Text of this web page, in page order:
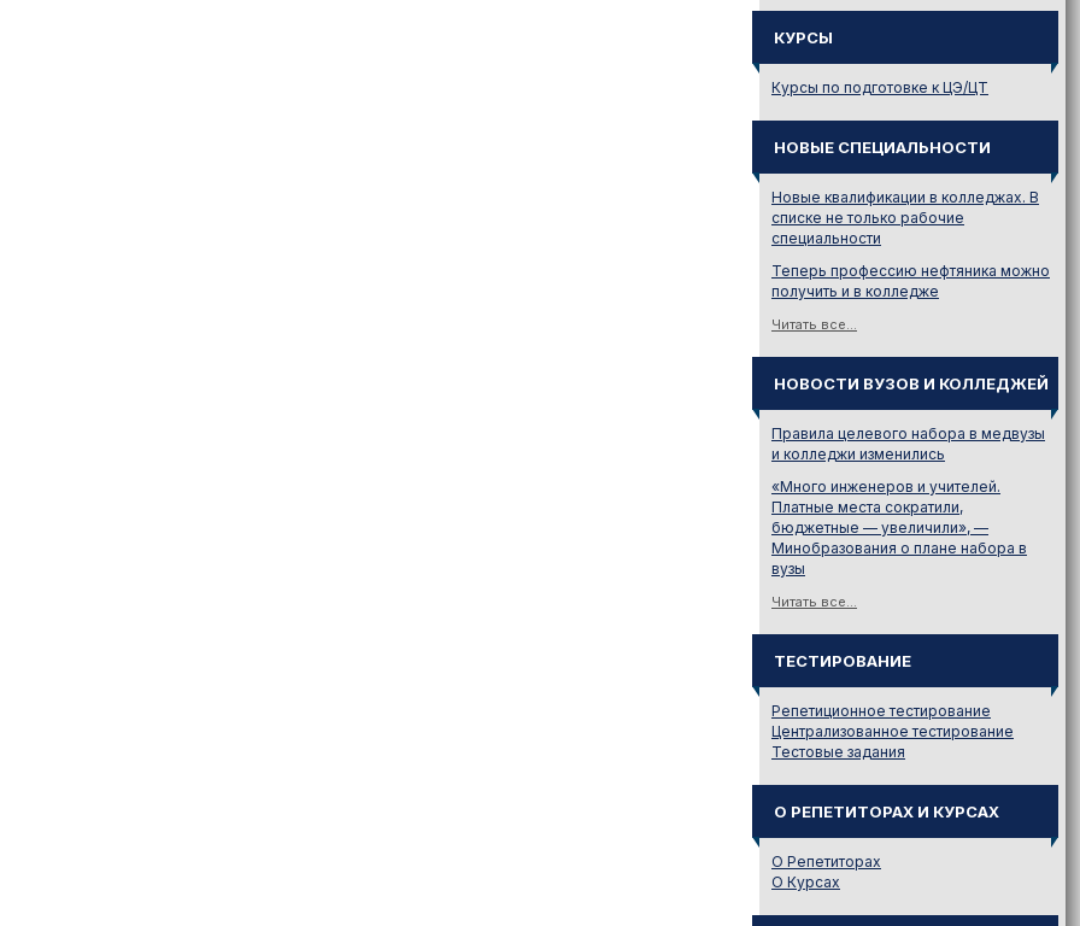
КУРСЫ
Курсы по подготовке к ЦЭ/ЦТ
НОВЫЕ СПЕЦИАЛЬНОСТИ
Новые квалификации в колледжах. В
списке не только рабочие
специальности
Теперь профессию нефтяника можно
получить и в колледже
Читать все...
НОВОСТИ ВУЗОВ И КОЛЛЕДЖЕЙ
Правила целевого набора в медвузы
и колледжи изменились
«Много инженеров и учителей.
Платные места сократили,
бюджетные — увеличили», —
Минобразования о плане набора в
вузы
Читать все...
ТЕСТИРОВАНИЕ
Репетиционное тестирование
Централизованное тестирование
Тестовые задания
О РЕПЕТИТОРАХ И КУРСАХ
О Репетиторах
О Курсах